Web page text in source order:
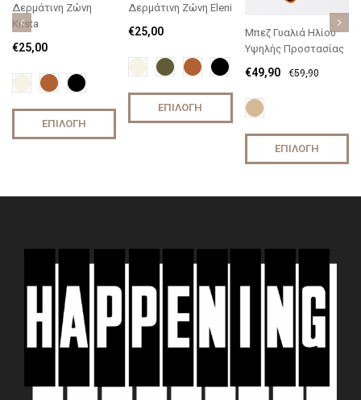
Δερμάτινη Ζώνη
Krista
€25,00
ΕΠΙΛΟΓΉ
Δερμάτινη Ζώνη Eleni
€25,00
ΕΠΙΛΟΓΉ
Μπεζ Γυαλιά Ηλίου
Υψηλής Προστασίας
€59,90
€49,90
ΕΠΙΛΟΓΉ